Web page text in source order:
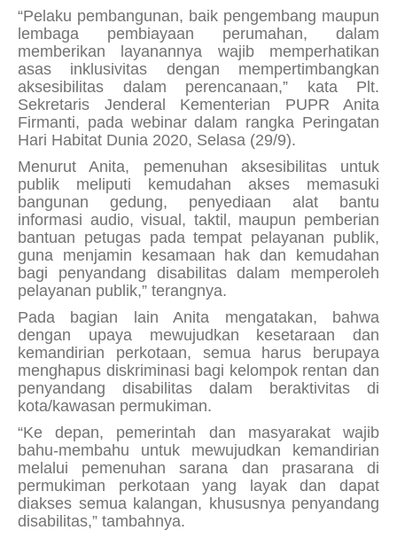
“Pelaku pembangunan, baik pengembang maupun
lembaga pembiayaan perumahan, dalam
memberikan layanannya wajib memperhatikan
asas inklusivitas dengan mempertimbangkan
aksesibilitas dalam perencanaan,” kata Plt.
Sekretaris Jenderal Kementerian PUPR Anita
Firmanti, pada webinar dalam rangka Peringatan
Hari Habitat Dunia 2020, Selasa (29/9).
Menurut Anita, pemenuhan aksesibilitas untuk
publik meliputi kemudahan akses memasuki
bangunan gedung, penyediaan alat bantu
informasi audio, visual, taktil, maupun pemberian
bantuan petugas pada tempat pelayanan publik,
guna menjamin kesamaan hak dan kemudahan
bagi penyandang disabilitas dalam memperoleh
pelayanan publik,” terangnya.
Pada bagian lain Anita mengatakan, bahwa
dengan upaya mewujudkan kesetaraan dan
kemandirian perkotaan, semua harus berupaya
menghapus diskriminasi bagi kelompok rentan dan
penyandang disabilitas dalam beraktivitas di
kota/kawasan permukiman.
“Ke depan, pemerintah dan masyarakat wajib
bahu-membahu untuk mewujudkan kemandirian
melalui pemenuhan sarana dan prasarana di
permukiman perkotaan yang layak dan dapat
diakses semua kalangan, khususnya penyandang
disabilitas,” tambahnya.